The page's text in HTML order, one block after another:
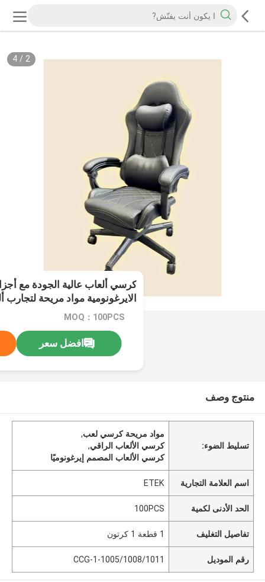
2
/
4
كرسي ألعاب عالية الجودة مع
الايرغونومية مواد مريحة
MOQ：100PCS
افضل سعر
منتوج وصف
تسليط الضوء:
مواد مريحة كرسي لعب,
كرسي الألعاب الراقي,
كرسي الألعاب المصمم إيرغونوميًا
اسم العلامة التجارية ETEK
الحد الأدنى لكمية 100PCS
تفاصيل التغليف 1 قطعة 1 كرتون
رقم الموديل CCG-1-1005/1008/1011